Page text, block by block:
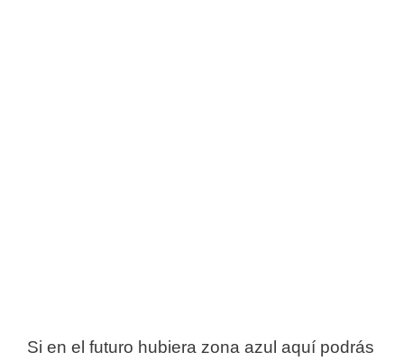
Si en el futuro hubiera zona azul aquí podrás